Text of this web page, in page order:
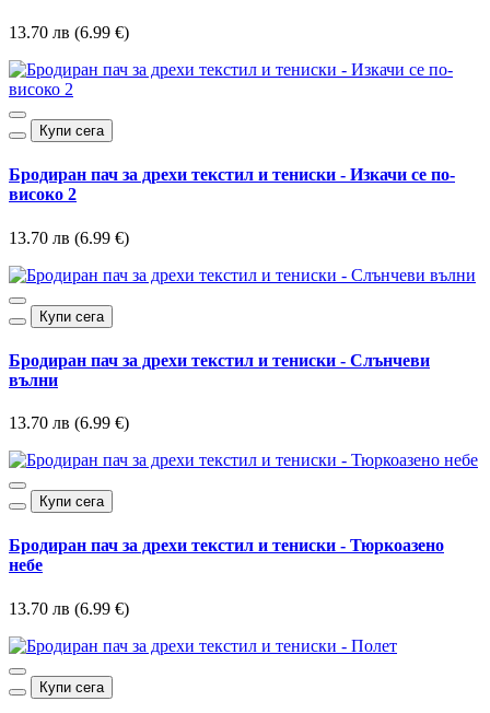
13.70 лв (6.99 €)
Купи сега
Бродиран пач за дрехи текстил и тениски - Изкачи се по-
високо 2
13.70 лв (6.99 €)
Купи сега
Бродиран пач за дрехи текстил и тениски - Слънчеви
вълни
13.70 лв (6.99 €)
Купи сега
Бродиран пач за дрехи текстил и тениски - Тюркоазено
небе
13.70 лв (6.99 €)
Купи сега